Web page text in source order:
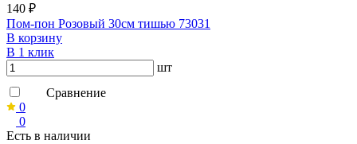
140 ₽
Пом-пон Розовый 30см тишью 73031
В корзину
В 1 клик
шт
Сравнение
0
0
Есть в наличии